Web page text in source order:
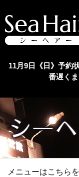
11月9日《日》予約
番遅く
メニューはこちら